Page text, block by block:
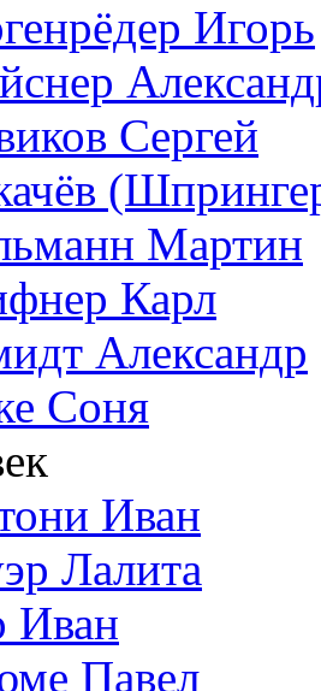
Игорь
Сергей
Мартин
Карл
Александр
Соня
Иван
Лалита
Иван
Павел